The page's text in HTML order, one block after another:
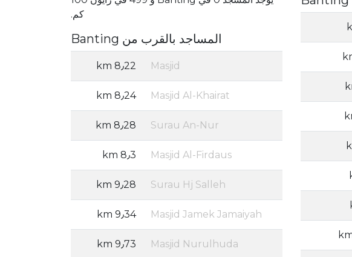
كم.
المساجد بالقرب من Banting
Masjid 8٫22 km
Masjid Al-Khairat 8٫24 km
Surau An-Nur 8٫28 km
Masjid Al-Firdaus 8٫3 km
Surau Hj Salleh 9٫28 km
Masjid Jamek Jamaiyah 9٫34 km
Masjid Nurulhuda 9٫73 km